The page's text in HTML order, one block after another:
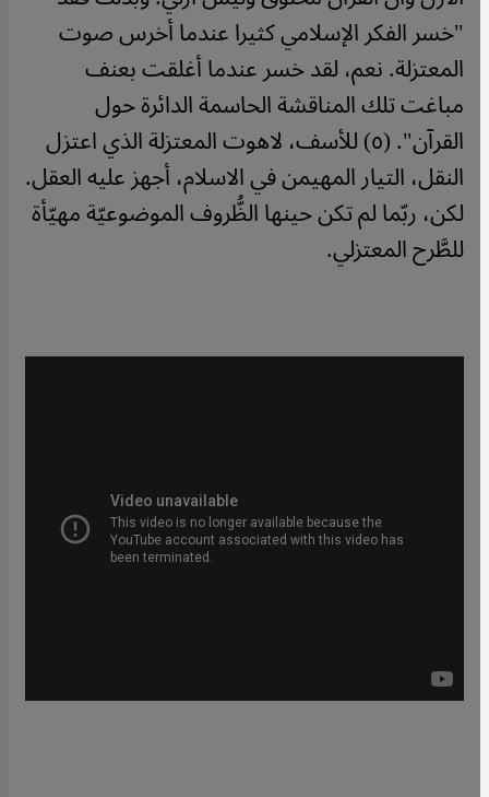
"خسر الفكر الإسلامي كثيرا عندما أخرس صوت
المعتزلة. نعم، لقد خسر عندما أغلقت بعنف
مباغت تلك المناقشة الحاسمة الدائرة حول
القرآن". (٥) للأسف، لاهوت المعتزلة الذي اعتزل
النقل، التيار المهيمن في الاسلام، أجهز عليه العقل.
لكن، ربّما لم تكن حينها الظُّروف الموضوعيّة مهيّأة
للطَّرح المعتزلي.